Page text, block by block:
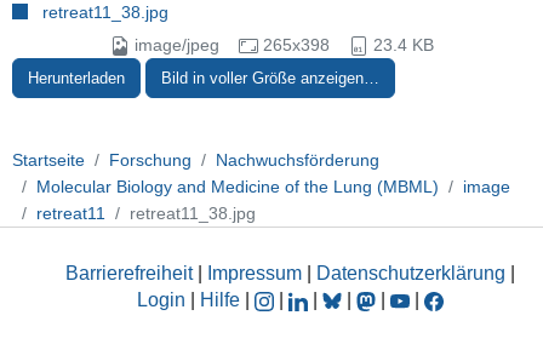
retreat11_38.jpg
image/jpeg
265x398 23.4 KB
Herunterladen Bild in voller Größe anzeigen…
Startseite Forschung
Nachwuchsförderung
Molecular Biology and Medicine of the Lung (MBML)
image
retreat11
retreat11_38.jpg
Barrierefreiheit| Impressum Datenschutzerklärung
Login
Hilfe